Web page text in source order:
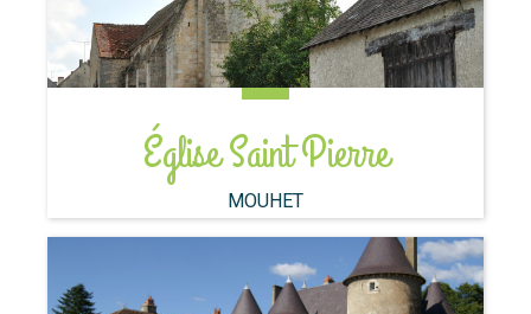
Église Saint Pierre
MOUHET